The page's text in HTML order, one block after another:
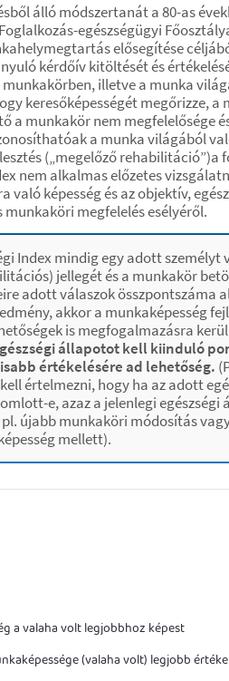
álló módszertanát a 80-as
egészségügyi
elősegítése
kérdőív kitöltését és
illetve a munka
keresőképességét megőrizze,
a munkakör nem megfelelősége
a munka világából
(„megelőző
nem alkalmas előzetes
való képesség és az objektív,
munkaköri megfelelés esélyéről.
Index mindig egy adott
jellegét és a munkakör
adott válaszok összpontszáma
akkor a munkaképesség
is megfogalmazásra
állapotot kell kiinduló
értékelésére ad lehetőség.
értelmezni, hogy ha az adott
e, azaz a jelenlegi
újabb munkaköri módosítás
mellett).
a valaha volt legjobbhoz képest
(valaha volt) legjobb